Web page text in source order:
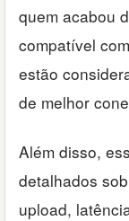
quem acabou
compatível
estão
de melhor
Além disso,
detalhados
upload,